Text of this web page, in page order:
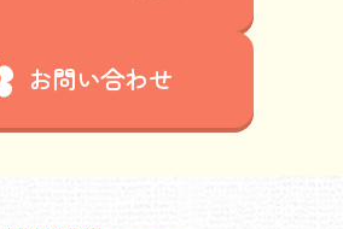
お問い合わせ